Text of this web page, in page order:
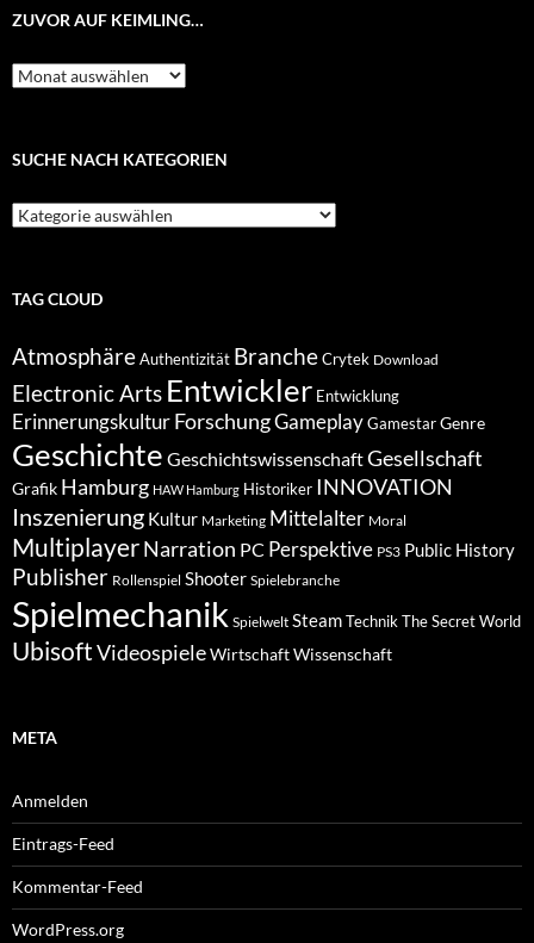
ZUVOR AUF KEIMLING…
Zuvor
auf
SUCHE NACH KATEGORIEN
Suche
nach
TAG CLOUD
Atmosphäre Authentizität Branche Crytek Download
Electronic Arts Entwickler Entwicklung
Erinnerungskultur ForschungGameplay Gamestar Genre
Geschichte GeschichtswissenschaftGesellschaft
Grafik Hamburg HAW Hamburg Historiker INNOVATION
Inszenierung Kultur Marketing Mittelalter Moral
MultiplayerNarration PC Perspektive PS3 Public History
Publisher Rollenspiel Shooter Spielebranche
Spielmechanik Spielwelt Steam Technik The Secret World
UbisoftVideospieleWirtschaftWissenschaft
META
Anmelden
Eintrags-Feed
Kommentar-Feed
WordPress.org